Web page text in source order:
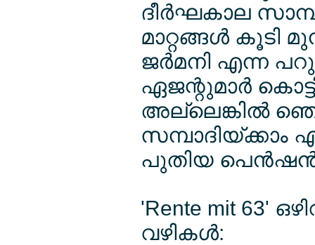
ദീര്‍ഘകാല
മാറ്റങ്ങള്‍ കൂടി
ജര്‍മനി എന്ന
ഏജന്റുമാര്‍
അല്ലെങ്കില്‍
സമ്പാദിയ്ക്കാം
പുതിയ
'Rente mit 63'
വഴികള്‍: